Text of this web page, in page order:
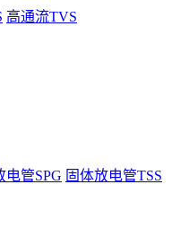
高通流TVS
电管SPG 固体放电管TSS